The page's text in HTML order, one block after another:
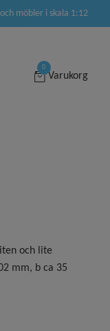
möbler i skala 1:12
0
Varukorg
och lite
mm, b ca 35